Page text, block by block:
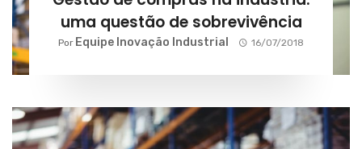
uma questão de sobrevivência
Por Equipe Inovação Industrial 16/07/2018